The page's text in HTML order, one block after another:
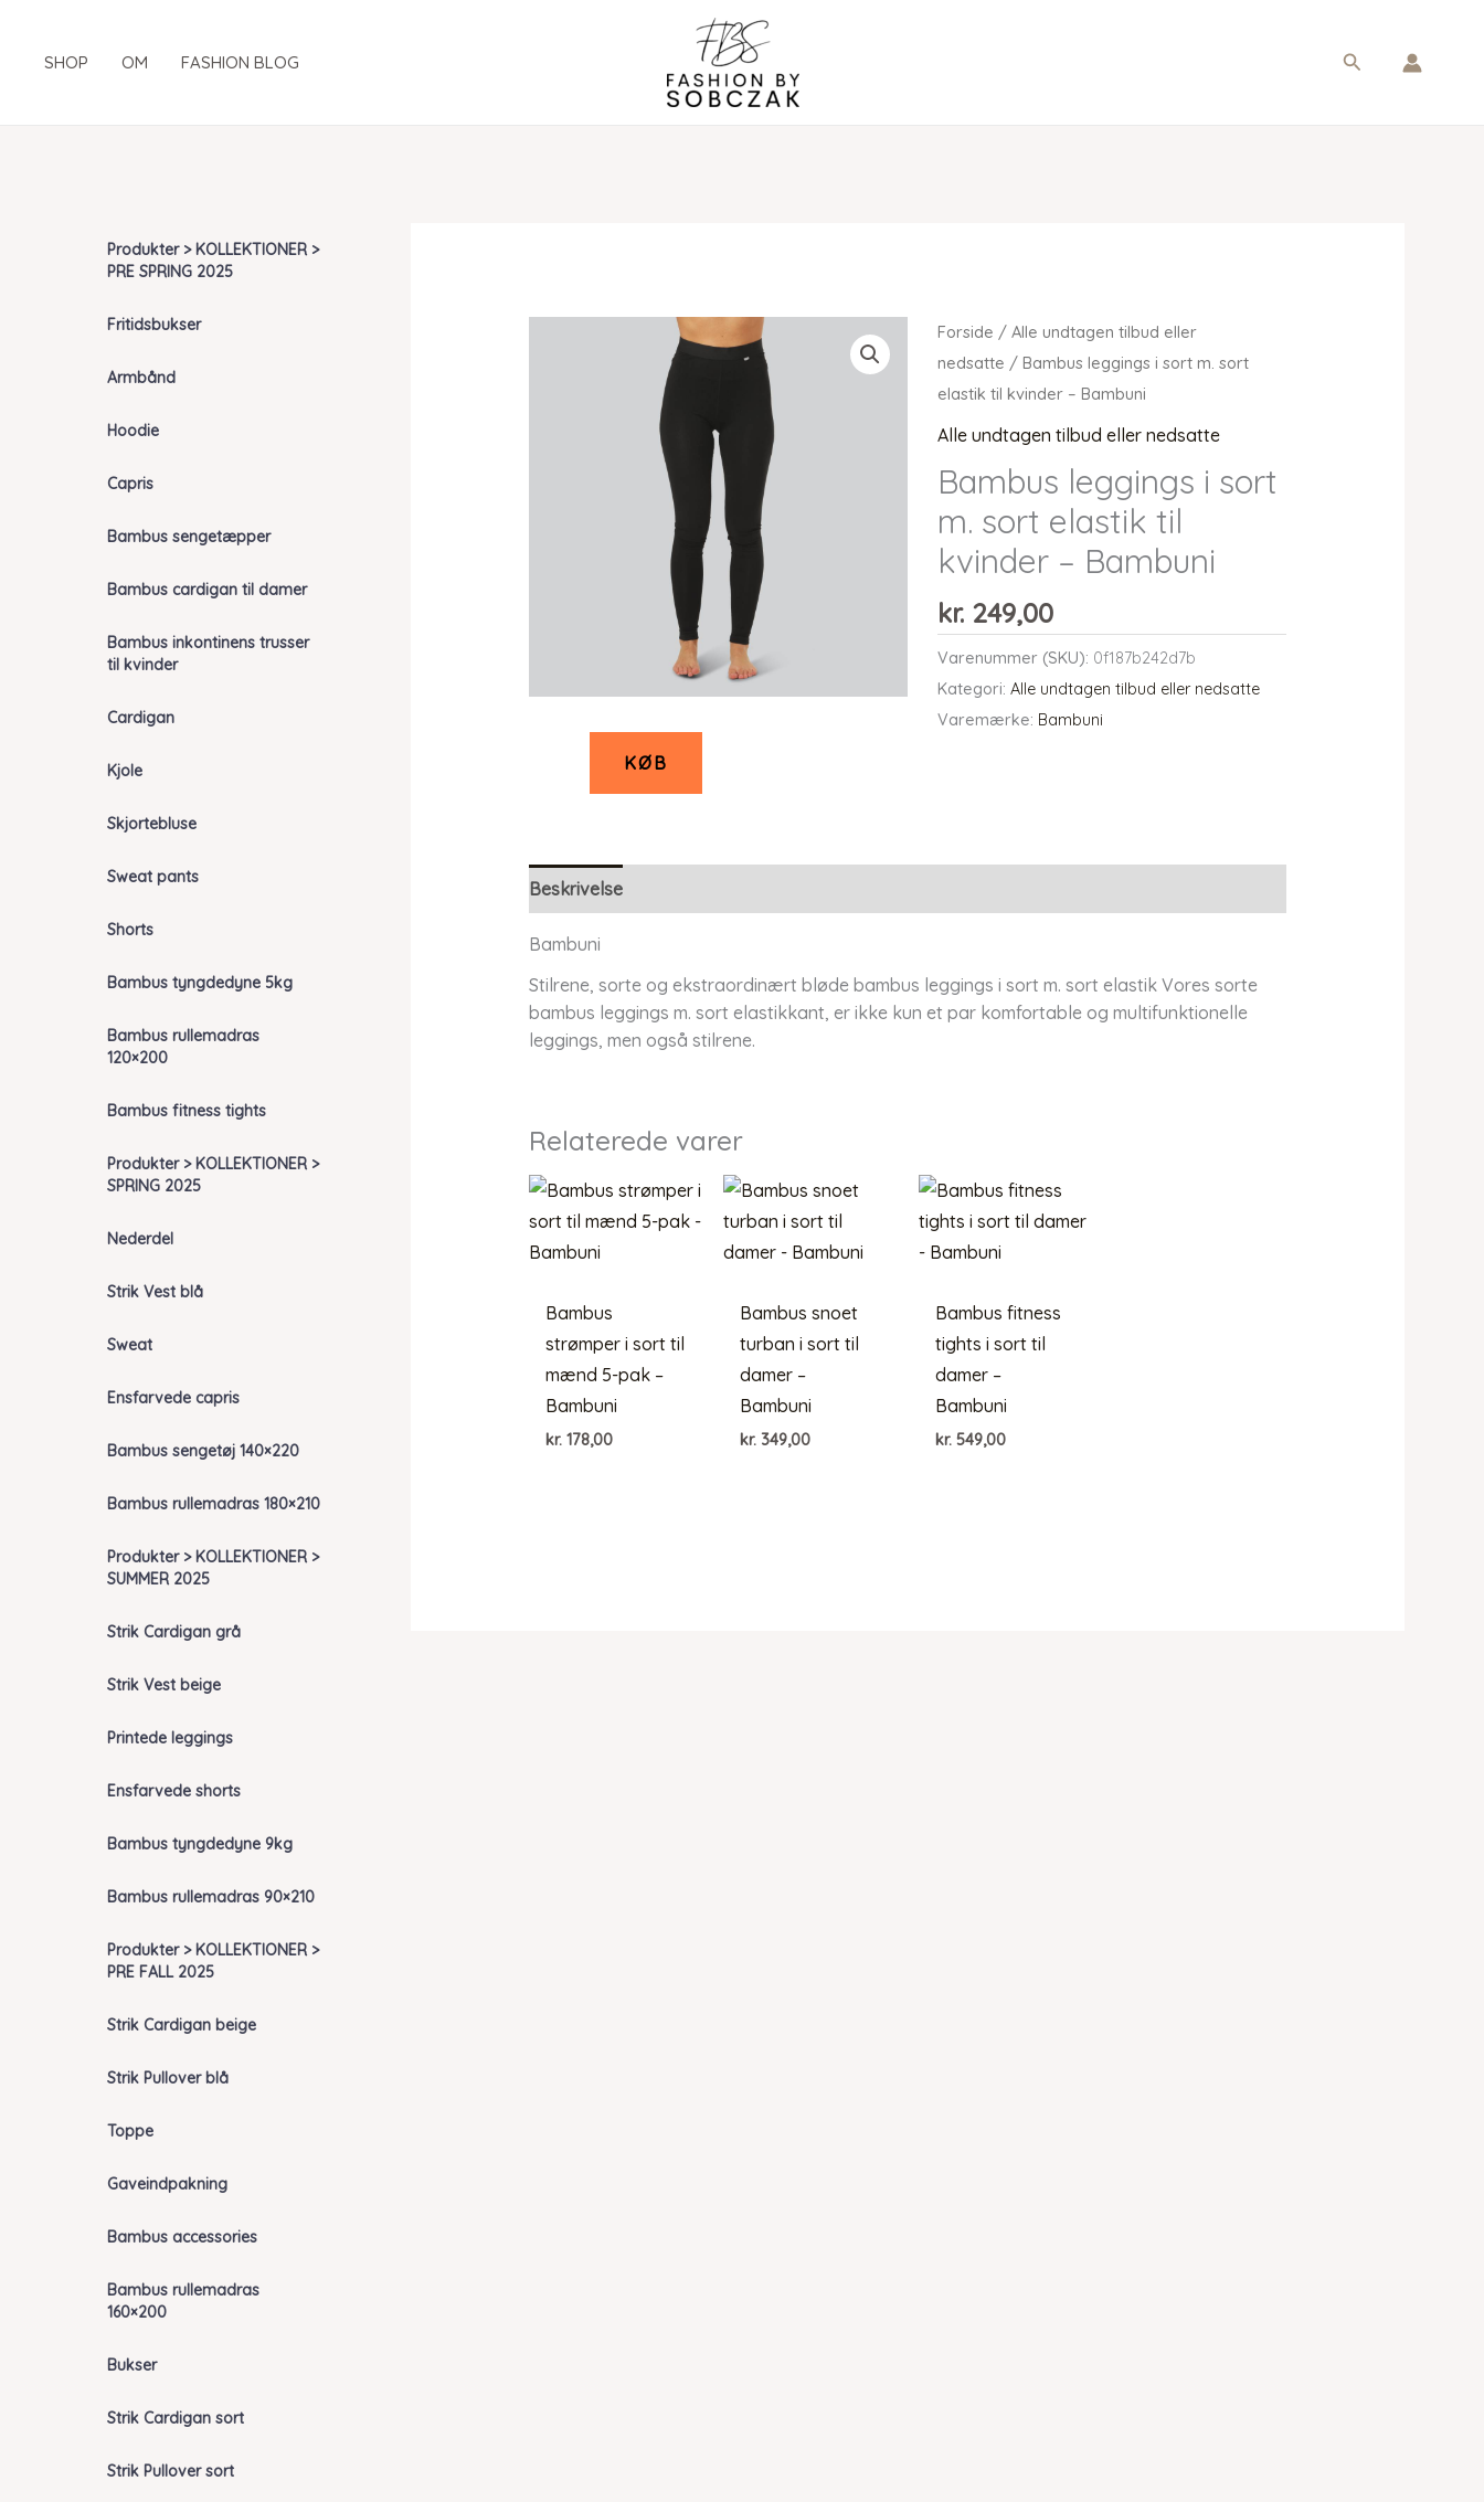
SHOP OM FASHION BLOG Søg
Produkter > KOLLEKTIONER >
PRE SPRING 2025
Fritidsbukser
Armbånd
Hoodie
Capris
Bambus sengetæpper
Bambus cardigan til damer
Bambus inkontinens trusser
til kvinder
Cardigan
Kjole
Skjortebluse
Sweat pants
Shorts
Bambus tyngdedyne 5kg
Bambus rullemadras
120×200
Bambus fitness tights
Produkter > KOLLEKTIONER >
SPRING 2025
Nederdel
Strik Vest blå
Sweat
Ensfarvede capris
Bambus sengetøj 140×220
Bambus rullemadras 180×210
Produkter > KOLLEKTIONER >
SUMMER 2025
Strik Cardigan grå
Strik Vest beige
Printede leggings
Ensfarvede shorts
Bambus tyngdedyne 9kg
Bambus rullemadras 90×210
Produkter > KOLLEKTIONER >
PRE FALL 2025
Strik Cardigan beige
Strik Pullover blå
Toppe
Gaveindpakning
Bambus accessories
Bambus rullemadras
160×200
Bukser
Strik Cardigan sort
Strik Pullover sort
Forside /Alle undtagen tilbud eller
nedsatte / Bambus leggings i sort m. sort
elastik til kvinder – Bambuni
Alle undtagen tilbud eller nedsatte
Bambus leggings i sort
m. sort elastik til
kvinder – Bambuni
kr. 249,00
Varenummer (SKU): 0f187b242d7b
Kategori:Alle undtagen tilbud eller nedsatte
Varemærke: Bambuni
KØB
Beskrivelse
Bambuni
Stilrene, sorte og ekstraordinært bløde bambus leggings i sort m. sort elastik Vores sorte
bambus leggings m. sort elastikkant, er ikke kun et par komfortable og multifunktionelle
leggings, men også stilrene.
Relaterede varer
Bambus
strømper i sort til
mænd 5-pak –
Bambuni
kr.178,00
Bambus snoet
turban i sort til
damer –
Bambuni
kr. 349,00
Bambus fitness
tights i sort til
damer –
Bambuni
kr. 549,00